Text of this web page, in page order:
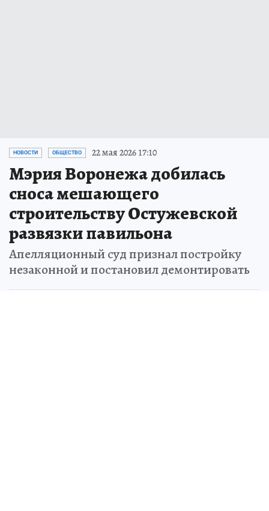
НОВОСТИ ОБЩЕСТВО 22 мая 2026 17:10
Мэрия Воронежа добилась
сноса мешающего
строительству Остужевской
развязки павильона
Апелляционный суд признал постройку
незаконной и постановил демонтировать